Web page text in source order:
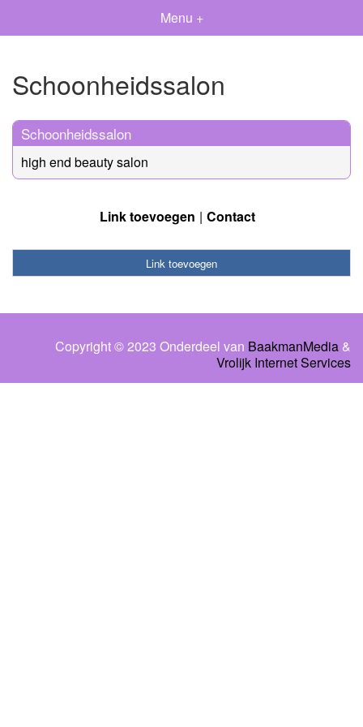
Menu +
Schoonheidssalon
Schoonheidssalon
high end beauty salon
Link toevoegen Contact
Link toevoegen
Copyright © 2023 Onderdeel van BaakmanMedia &
Vrolijk Internet Services